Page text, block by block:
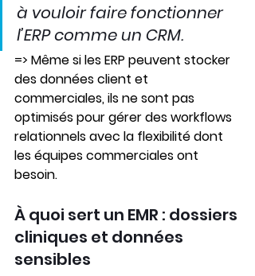
à vouloir faire fonctionner
l’ERP comme un CRM.
=> Même si les ERP peuvent stocker
des données client et
commerciales, ils ne sont pas
optimisés pour gérer des workflows
relationnels avec la flexibilité dont
les équipes commerciales ont
besoin.
À quoi sert un EMR : dossiers
cliniques et données
sensibles